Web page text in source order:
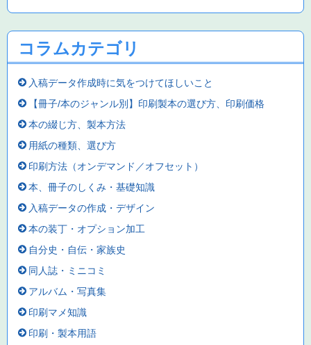
コラムカテゴリ
入稿データ作成時に気をつけてほしいこと
【冊子/本のジャンル別】印刷製本の選び方、印刷価格
本の綴じ方、製本方法
用紙の種類、選び方
印刷方法（オンデマンド／オフセット）
本、冊子のしくみ・基礎知識
入稿データの作成・デザイン
本の装丁・オプション加工
自分史・自伝・家族史
同人誌・ミニコミ
アルバム・写真集
印刷マメ知識
印刷・製本用語